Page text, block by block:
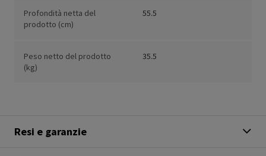
Profondità netta del
prodotto (cm)
55.5
Peso netto del prodotto
(kg)
35.5
Resi e garanzie